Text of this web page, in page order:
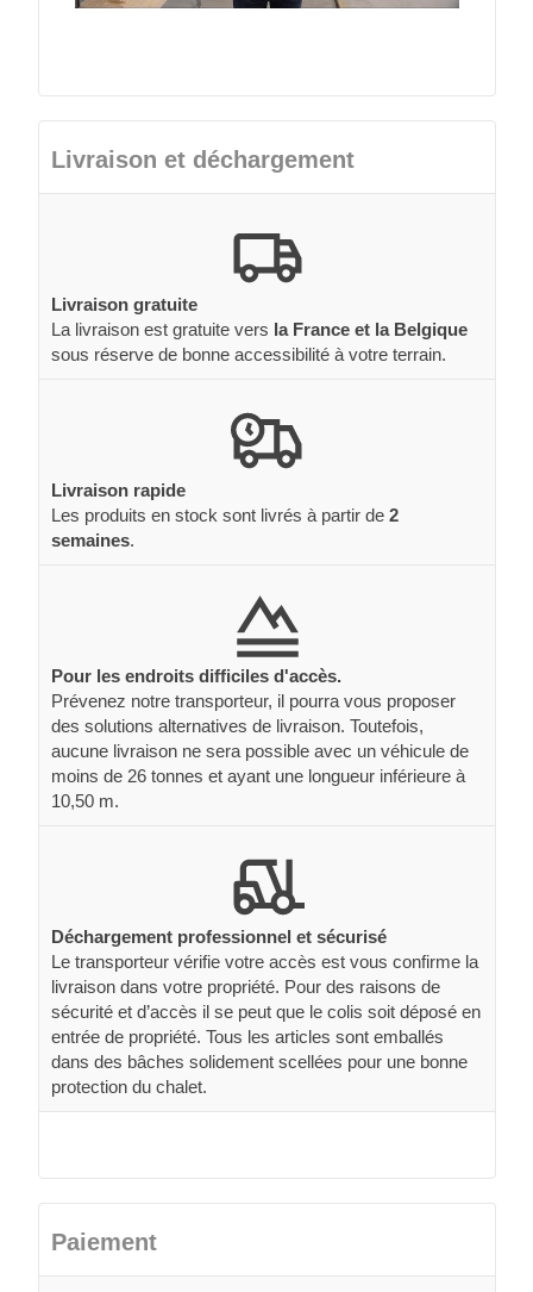
Livraison et déchargement
Livraison gratuite
La livraison est gratuite vers la France et la Belgique
sous réserve de bonne accessibilité à votre terrain.
Livraison rapide
Les produits en stock sont livrés à partir de 2
semaines.
Pour les endroits difficiles d'accès.
Prévenez notre transporteur, il pourra vous proposer
des solutions alternatives de livraison. Toutefois,
aucune livraison ne sera possible avec un véhicule de
moins de 26 tonnes et ayant une longueur inférieure à
10,50 m.
Déchargement professionnel et sécurisé
Le transporteur vérifie votre accès est vous confirme la
livraison dans votre propriété. Pour des raisons de
sécurité et d’accès il se peut que le colis soit déposé en
entrée de propriété. Tous les articles sont emballés
dans des bâches solidement scellées pour une bonne
protection du chalet.
Paiement